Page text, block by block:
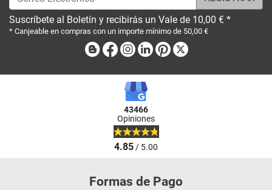
Suscríbete al Boletín y recibirás un Vale de 10,00 € *
* Canjeable en compras con un importe mínimo de 50,00 €
BlogFacebook
Instagram
LinkedinPinterest
43466
Opiniones
4.85/ 5.00
Formas de Pago